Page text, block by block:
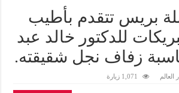
بريس تتقدم بأطيب
للدكتور خالد عبد
زفاف نجل شقيقته.
العالم 1,071 زيارة